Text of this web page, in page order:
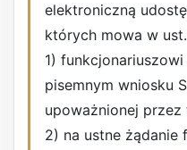
elektroniczną
których mowa w
1)
pisemnym wniosku
upoważnionej przez
2) na ustne żądanie